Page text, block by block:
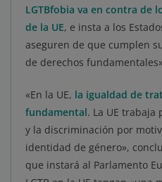
LGTBfobia va en contra de
de la UE, e insta a los
aseguren de que cumplen
de derechos
«En la UE, la igualdad de
fundamental. La UE
y la discriminación por
identidad de género»,
que instará al Parlamento